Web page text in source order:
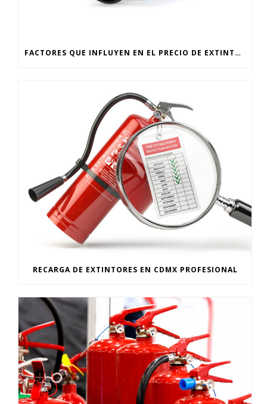
FACTORES QUE INFLUYEN EN EL PRECIO DE EXTINTORES EN CDMX
RECARGA DE EXTINTORES EN CDMX PROFESIONAL